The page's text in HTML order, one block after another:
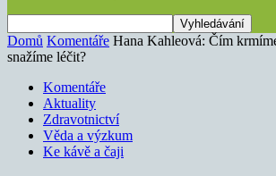
Domů Komentáře Hana Kahleová: Čím
snažíme léčit?
Komentáře
Aktuality
Zdravotnictví
Věda a výzkum
Ke kávě a čaji